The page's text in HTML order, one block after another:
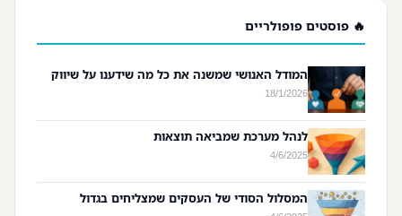
🔥 פוסטים פופולריים
המודל האנושי שמשנה את כל מה שידענו על שיווק
18/1/2026
לנהל מערכת שמביאה תוצאות
4/6/2025
המסלול הסודי של העסקים שמצליחים בגדול